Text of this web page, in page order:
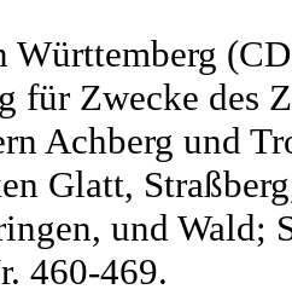
Württemberg
für Zwecke des
Achberg und
Glatt,
und Wald;
460-469.